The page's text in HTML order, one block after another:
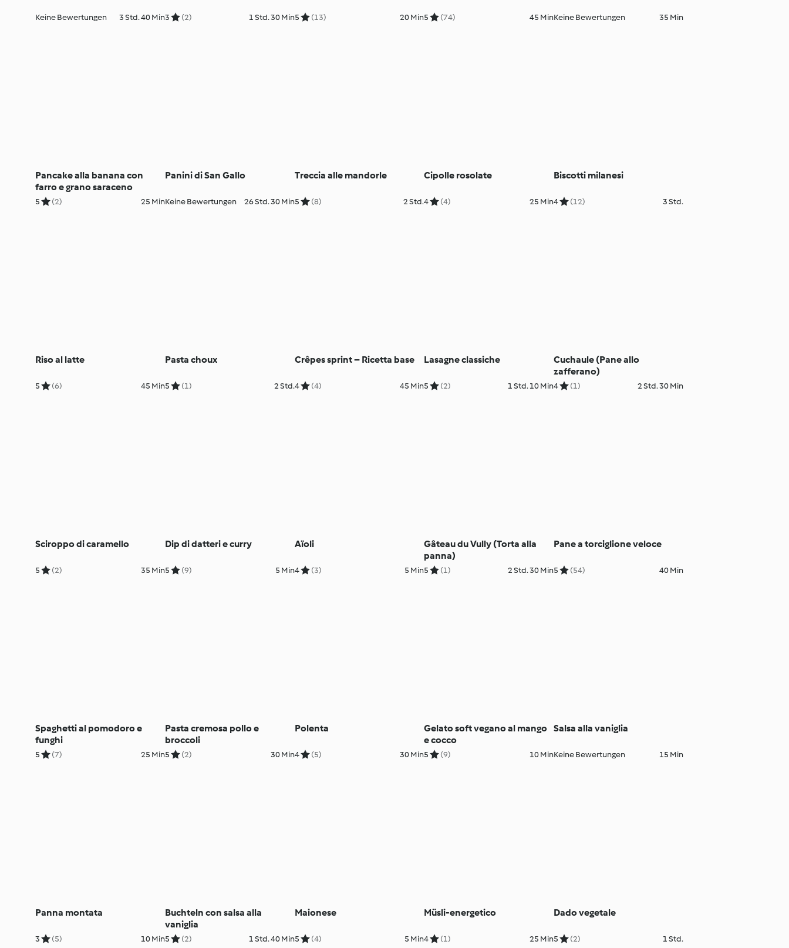
Keine Bewertungen 3 Std. 40 Min3 (2) 1 Std. 30 Min5 (13) 20 Min5 (74) 45 MinKeine Bewertungen 35 Min
Pancake alla banana con
farro e grano saraceno
5 (2) 25 Min
Panini di San Gallo
Keine Bewertungen 26 Std. 30 Min
Treccia alle mandorle
5 (8) 2 Std.
Cipolle rosolate
4 (4) 25 Min
Biscotti milanesi
4 (12) 3 Std.
Riso al latte
5 (6) 45 Min
Pasta choux
5 (1) 2 Std.
Crêpes sprint – Ricetta base
4 (4) 45 Min
Lasagne classiche
5 (2) 1 Std. 10 Min
Cuchaule (Pane allo
zafferano)
4 (1) 2 Std. 30 Min
Sciroppo di caramello
5 (2) 35 Min
Dip di datteri e curry
5 (9) 5 Min
Aïoli
4 (3) 5 Min
Gâteau du Vully (Torta alla
panna)
5 (1) 2 Std. 30 Min
Pane a torciglione veloce
5 (54) 40 Min
Spaghetti al pomodoro e
funghi
5 (7) 25 Min
Pasta cremosa pollo e
broccoli
5 (2) 30 Min
Polenta
4 (5) 30 Min
Gelato soft vegano al mango
e cocco
5 (9) 10 Min
Salsa alla vaniglia
Keine Bewertungen 15 Min
Panna montata
3 (5) 10 Min
Buchteln con salsa alla
vaniglia
5 (2) 1 Std. 40 Min
Maionese
5 (4) 5 Min
Müsli-energetico
4 (1) 25 Min
Dado vegetale
5 (2) 1 Std.